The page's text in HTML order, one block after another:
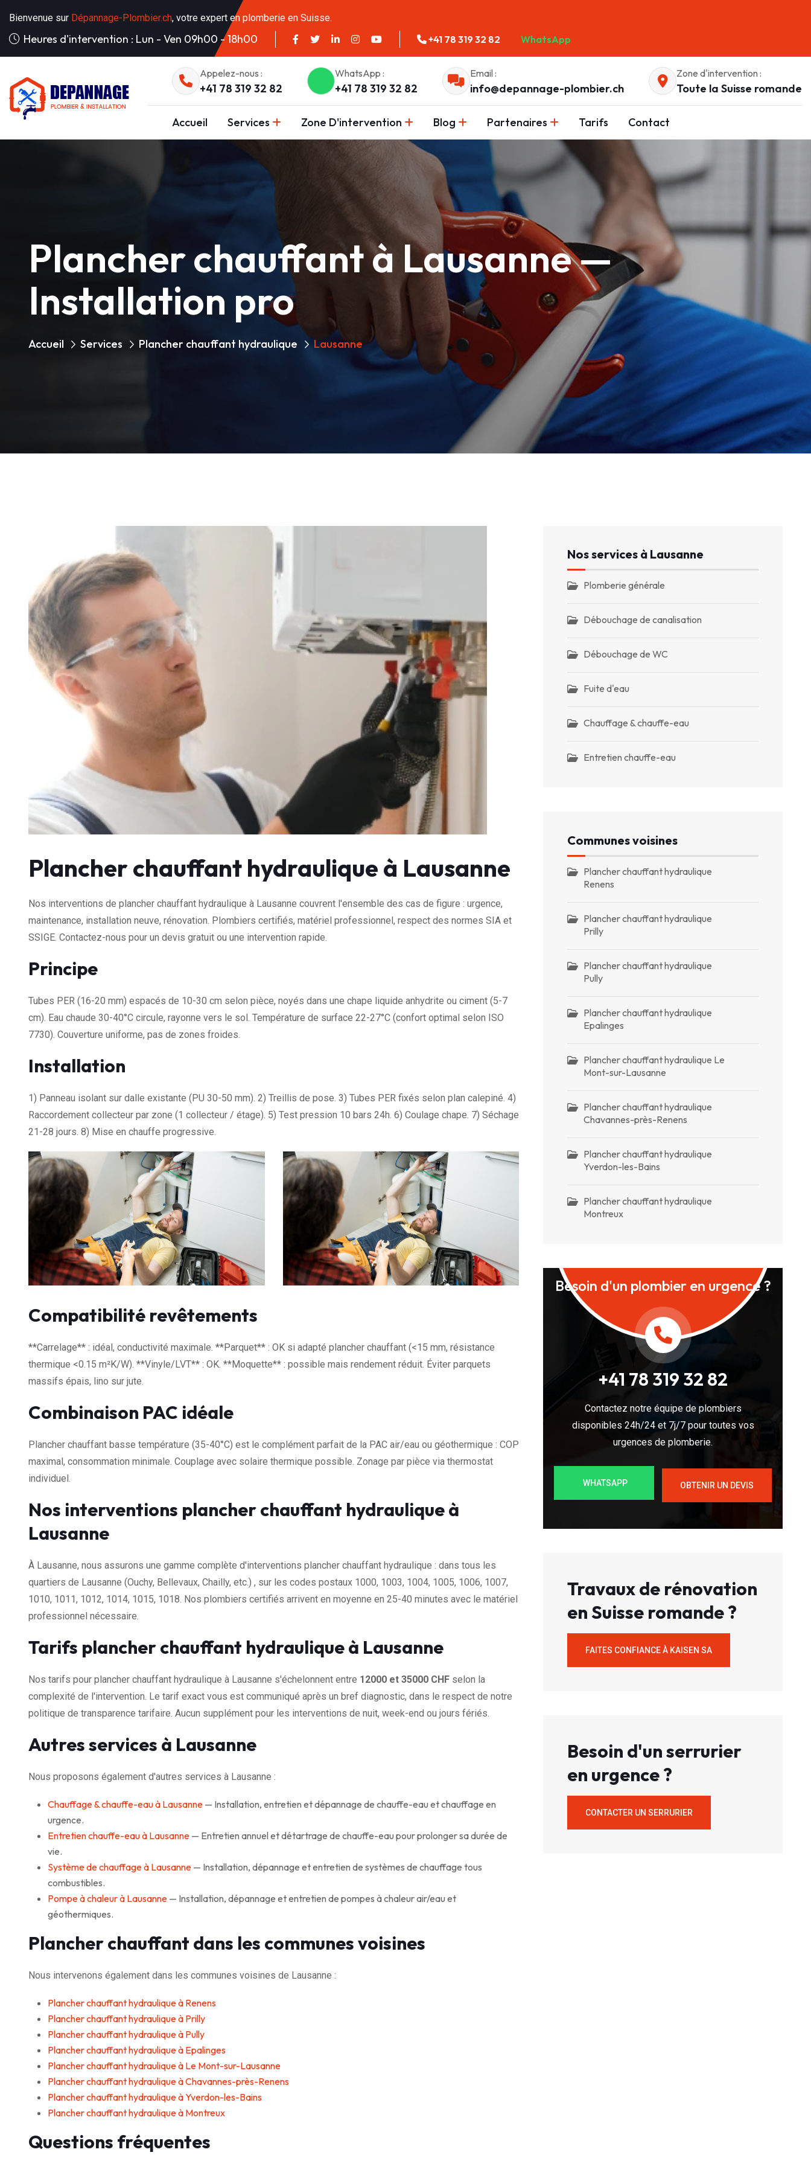
Bienvenue sur Dépannage-Plombier.ch, votre expert en plomberie en Suisse.
Heures d'intervention : Lun - Ven 09h00 - 18h00 +41 78 319 32 82 WhatsApp
Appelez-nous :
+41 78 319 32 82
WhatsApp :
+41 78 319 32 82
Email :
info@depannage-plombier.ch
Zone d'intervention :
Toute la Suisse romande
Accueil Services Zone D'intervention Blog Partenaires Tarifs Contact
Plancher chauffant à Lausanne —
Installation pro
Accueil Services Plancher chauffant hydraulique Lausanne
Plancher chauffant hydraulique à Lausanne
Nos interventions de plancher chauffant hydraulique à Lausanne couvrent l'ensemble des cas de figure : urgence,
maintenance, installation neuve, rénovation. Plombiers certifiés, matériel professionnel, respect des normes SIA et
SSIGE. Contactez-nous pour un devis gratuit ou une intervention rapide.
Principe
Tubes PER (16-20 mm) espacés de 10-30 cm selon pièce, noyés dans une chape liquide anhydrite ou ciment (5-7
cm). Eau chaude 30-40°C circule, rayonne vers le sol. Température de surface 22-27°C (confort optimal selon ISO
7730). Couverture uniforme, pas de zones froides.
Installation
1) Panneau isolant sur dalle existante (PU 30-50 mm). 2) Treillis de pose. 3) Tubes PER fixés selon plan calepiné. 4)
Raccordement collecteur par zone (1 collecteur / étage). 5) Test pression 10 bars 24h. 6) Coulage chape. 7) Séchage
21-28 jours. 8) Mise en chauffe progressive.
Compatibilité revêtements
**Carrelage** : idéal, conductivité maximale. **Parquet** : OK si adapté plancher chauffant (<15 mm, résistance
thermique <0.15 m²K/W). **Vinyle/LVT** : OK. **Moquette** : possible mais rendement réduit. Éviter parquets
massifs épais, lino sur jute.
Combinaison PAC idéale
Plancher chauffant basse température (35-40°C) est le complément parfait de la PAC air/eau ou géothermique : COP
maximal, consommation minimale. Couplage avec solaire thermique possible. Zonage par pièce via thermostat
individuel.
Nos interventions plancher chauffant hydraulique à
Lausanne
À Lausanne, nous assurons une gamme complète d'interventions plancher chauffant hydraulique : dans tous les
quartiers de Lausanne (Ouchy, Bellevaux, Chailly, etc.) , sur les codes postaux 1000, 1003, 1004, 1005, 1006, 1007,
1010, 1011, 1012, 1014, 1015, 1018. Nos plombiers certifiés arrivent en moyenne en 25-40 minutes avec le matériel
professionnel nécessaire.
Tarifs plancher chauffant hydraulique à Lausanne
Nos tarifs pour plancher chauffant hydraulique à Lausanne s'échelonnent entre 12000 et 35000 CHF selon la
complexité de l'intervention. Le tarif exact vous est communiqué après un bref diagnostic, dans le respect de notre
politique de transparence tarifaire. Aucun supplément pour les interventions de nuit, week-end ou jours fériés.
Autres services à Lausanne
Nous proposons également d'autres services à Lausanne :
Chauffage & chauffe-eau à Lausanne — Installation, entretien et dépannage de chauffe-eau et chauffage en
urgence.
Entretien chauffe-eau à Lausanne — Entretien annuel et détartrage de chauffe-eau pour prolonger sa durée de
vie.
Système de chauffage à Lausanne — Installation, dépannage et entretien de systèmes de chauffage tous
combustibles.
Pompe à chaleur à Lausanne — Installation, dépannage et entretien de pompes à chaleur air/eau et
géothermiques.
Plancher chauffant dans les communes voisines
Nous intervenons également dans les communes voisines de Lausanne :
Plancher chauffant hydraulique à Renens
Plancher chauffant hydraulique à Prilly
Plancher chauffant hydraulique à Pully
Plancher chauffant hydraulique à Epalinges
Plancher chauffant hydraulique à Le Mont-sur-Lausanne
Plancher chauffant hydraulique à Chavannes-près-Renens
Plancher chauffant hydraulique à Yverdon-les-Bains
Plancher chauffant hydraulique à Montreux
Questions fréquentes
Nos services à Lausanne
Plomberie générale
Débouchage de canalisation
Débouchage de WC
Fuite d'eau
Chauffage & chauffe-eau
Entretien chauffe-eau
Communes voisines
Plancher chauffant hydraulique
Renens
Plancher chauffant hydraulique
Prilly
Plancher chauffant hydraulique
Pully
Plancher chauffant hydraulique
Epalinges
Plancher chauffant hydraulique Le
Mont-sur-Lausanne
Plancher chauffant hydraulique
Chavannes-près-Renens
Plancher chauffant hydraulique
Yverdon-les-Bains
Plancher chauffant hydraulique
Montreux
Besoin d'un plombier en urgence ?
+41 78 319 32 82
Contactez notre équipe de plombiers
disponibles 24h/24 et 7j/7 pour toutes vos
urgences de plomberie.
WHATSAPP OBTENIR UN DEVIS
Travaux de rénovation
en Suisse romande ?
FAITES CONFIANCE À KAISEN SA
Besoin d'un serrurier
en urgence ?
CONTACTER UN SERRURIER